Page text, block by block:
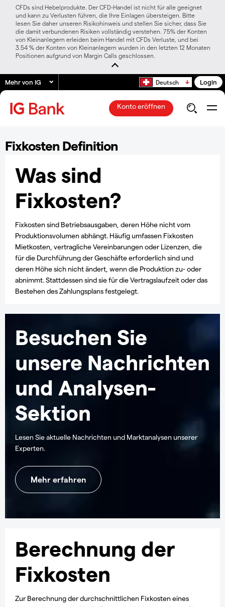
CFDs sind Hebelprodukte. Der CFD-Handel ist nicht für alle geeignet
und kann zu Verlusten führen, die Ihre Einlagen übersteigen. Bitte
lesen Sie daher unseren Risikohinweis und stellen Sie sicher, dass Sie
die damit verbundenen Risiken vollständig verstehen. 75% der Konten
von Kleinanlegern erleiden beim Handel mit CFDs Verluste, und bei
3.54 % der Konten von Kleinanlegern wurden in den letzten 12 Monaten
Positionen aufgrund von Margin Calls geschlossen.
Mehr von IG Deutsch Login
Konto eröffnen
Fixkosten Definition
Was sind
Fixkosten?
Fixkosten sind Betriebsausgaben, deren Höhe nicht vom
Produktionsvolumen abhängt. Häufig umfassen Fixkosten
Mietkosten, vertragliche Vereinbarungen oder Lizenzen, die
für die Durchführung der Geschäfte erforderlich sind und
deren Höhe sich nicht ändert, wenn die Produktion zu- oder
abnimmt. Stattdessen sind sie für die Vertragslaufzeit oder das
Bestehen des Zahlungsplans festgelegt.
Besuchen Sie
unsere Nachrichten
und Analysen-
Sektion
Lesen Sie aktuelle Nachrichten und Marktanalysen unserer
Experten.
Mehr erfahren
Berechnung der
Fixkosten
Zur Berechnung der durchschnittlichen Fixkosten eines